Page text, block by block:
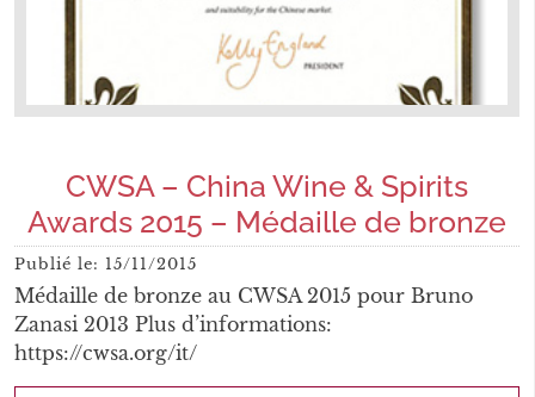
CWSA – China Wine & Spirits
Awards 2015 – Médaille de bronze
Publié le: 15/11/2015
Médaille de bronze au CWSA 2015 pour Bruno
Zanasi 2013 Plus d’informations:
https://cwsa.org/it/